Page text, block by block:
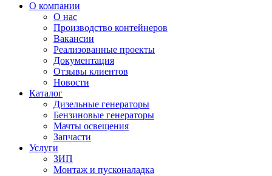
О компании
О нас
Производство контейнеров
Вакансии
Реализованные проекты
Документация
Отзывы клиентов
Новости
Каталог
Дизельные генераторы
Бензиновые генераторы
Мачты освещения
Запчасти
Услуги
ЗИП
Монтаж и пусконаладка